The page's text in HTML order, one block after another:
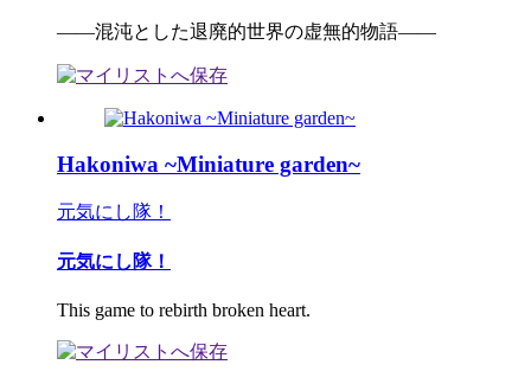
――混沌とした退廃的世界の虚無的物語――
Hakoniwa ~Miniature garden~
元気にし隊！
元気にし隊！
This game to rebirth broken heart.